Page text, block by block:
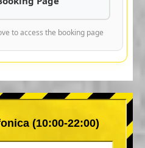
to access the booking page
(10:00-22:00)